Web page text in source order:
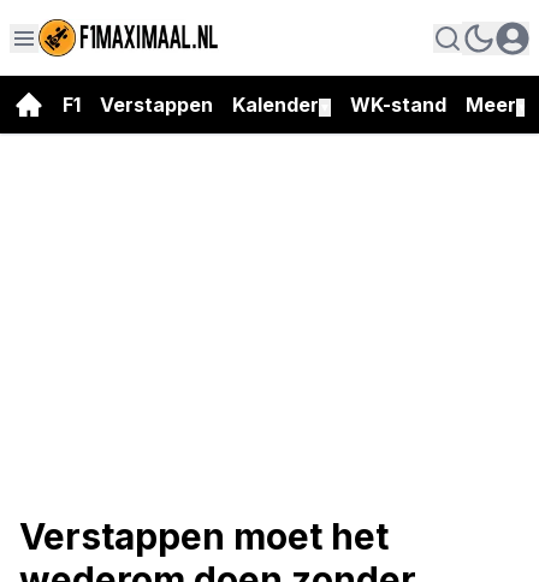
F1 Verstappen Kalender WK-stand Meer
Verstappen moet het